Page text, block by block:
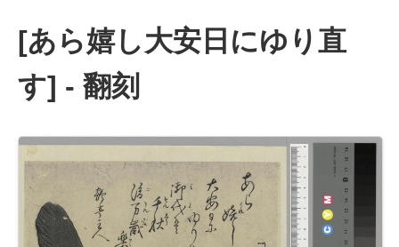
[あら嬉し大安日にゆり直
す] - 翻刻